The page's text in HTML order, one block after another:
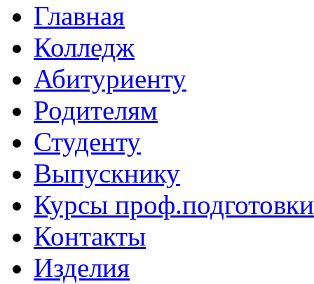
Главная
Колледж
Абитуриенту
Родителям
Студенту
Выпускнику
Курсы проф.подготовки
Контакты
Изделия